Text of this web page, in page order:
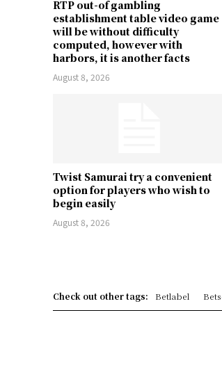
RTP out-of gambling
establishment table video game
will be without difficulty
computed, however with
harbors, it is another facts
August 8, 2026
Twist Samurai try a convenient
option for players who wish to
begin easily
August 8, 2026
Check out other tags: Betlabel